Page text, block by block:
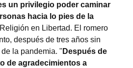
un privilegio poder caminar
hacia lo pies de la
en Libertad. El romero
después de tres años sin
la pandemia. " Después de
de agradecimientos a